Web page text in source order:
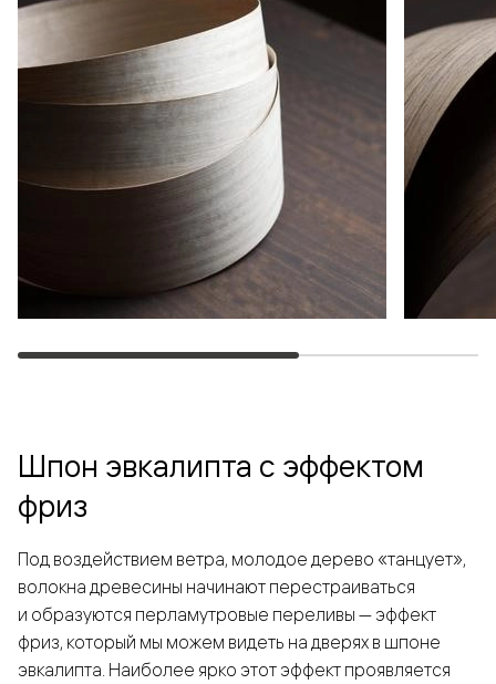
Шпон эвкалипта с эффектом
фриз
Под воздействием ветра, молодое дерево «танцует»,
волокна древесины начинают перестраиваться
и образуются перламутровые переливы — эффект
фриз, который мы можем видеть на дверях в шпоне
эвкалипта. Наиболее ярко этот эффект проявляется